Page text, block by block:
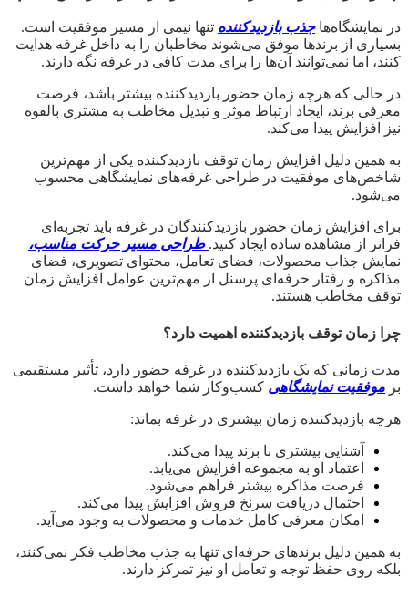
در نمایشگاه‌هاجذب بازدیدکننده تنها نیمی از مسیر موفقیت است.
بسیاری از برندها موفق می‌شوند مخاطبان را به داخل غرفه هدایت
کنند، اما نمی‌توانند آن‌ها را برای مدت کافی در غرفه نگه دارند.
در حالی که هرچه زمان حضور بازدیدکننده بیشتر باشد، فرصت
معرفی برند، ایجاد ارتباط موثر و تبدیل مخاطب به مشتری بالقوه
نیز افزایش پیدا می‌کند.
به همین دلیل افزایش زمان توقف بازدیدکننده یکی از مهم‌ترین
شاخص‌های موفقیت در طراحی غرفه‌های نمایشگاهی محسوب
می‌شود.
برای افزایش زمان حضور بازدیدکنندگان در غرفه باید تجربه‌ای
فراتر از مشاهده ساده ایجاد کنید. طراحی مسیر حرکت مناسب،
نمایش جذاب محصولات، فضای تعامل، محتوای تصویری، فضای
مذاکره و رفتار حرفه‌ای پرسنل از مهم‌ترین عوامل افزایش زمان
توقف مخاطب هستند.
چرا زمان توقف بازدیدکننده اهمیت دارد؟
مدت زمانی که یک بازدیدکننده در غرفه حضور دارد، تأثیر مستقیمی
بر موفقیت نمایشگاهی کسب‌وکار شما خواهد داشت.
هرچه بازدیدکننده زمان بیشتری در غرفه بماند:
آشنایی بیشتری با برند پیدا می‌کند.
اعتماد او به مجموعه افزایش می‌یابد.
فرصت مذاکره بیشتر فراهم می‌شود.
احتمال دریافت سرنخ فروش افزایش پیدا می‌کند.
امکان معرفی کامل خدمات و محصولات به وجود می‌آید.
به همین دلیل برندهای حرفه‌ای تنها به جذب مخاطب فکر نمی‌کنند،
بلکه روی حفظ توجه و تعامل او نیز تمرکز دارند.